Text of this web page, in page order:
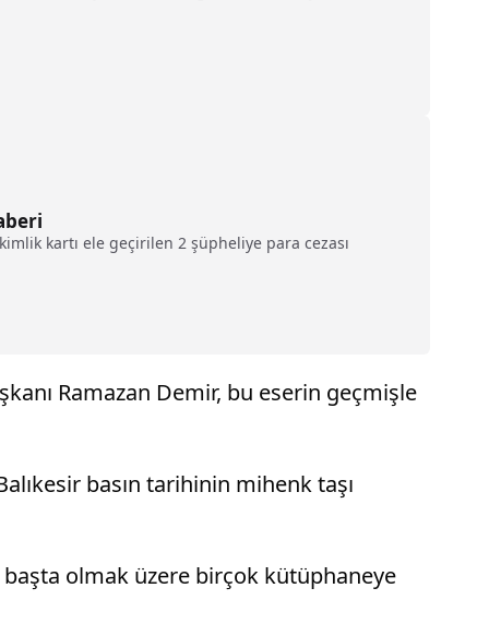
kartı ele geçirilen 2 şüpheliye para cezası
Ramazan Demir, bu eserin geçmişle
basın tarihinin mihenk taşı
olmak üzere birçok kütüphaneye